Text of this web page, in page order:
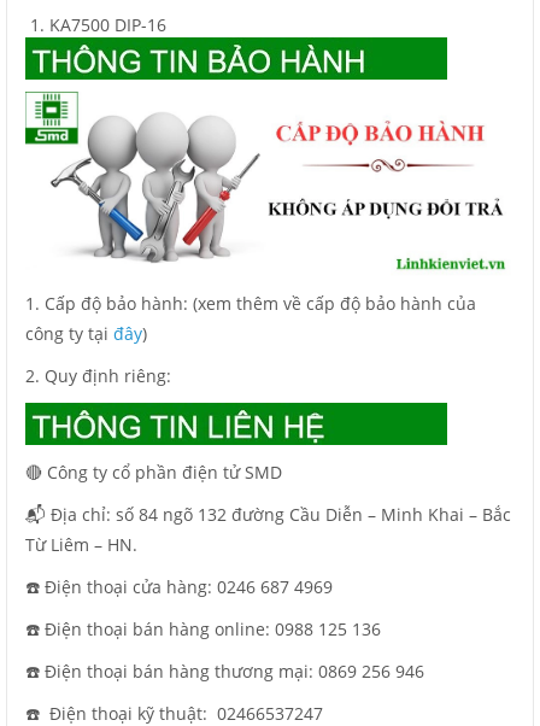
KA7500 DIP-16
1. Cấp độ bảo hành: (xem thêm về cấp độ bảo hành của
công ty tại đây)
2. Quy định riêng:
🔴 Công ty cổ phần điện tử SMD
📬 Địa chỉ: số 84 ngõ 132 đường Cầu Diễn – Minh Khai – Bắc
Từ Liêm – HN.
☎️ Điện thoại cửa hàng: 0246 687 4969
☎️ Điện thoại bán hàng online: 0988 125 136
☎️ Điện thoại bán hàng thương mại: 0869 256 946
☎️ Điện thoại kỹ thuật: 02466537247